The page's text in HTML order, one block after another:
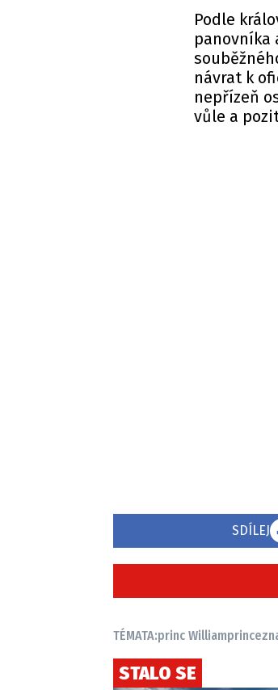
Podle
panovníka
návrat k
nepřízeň
vůle a
SDÍLEJ
TÉMATA:princ William
STALO SE